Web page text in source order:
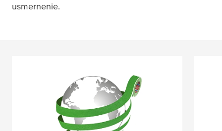
usmernenie.